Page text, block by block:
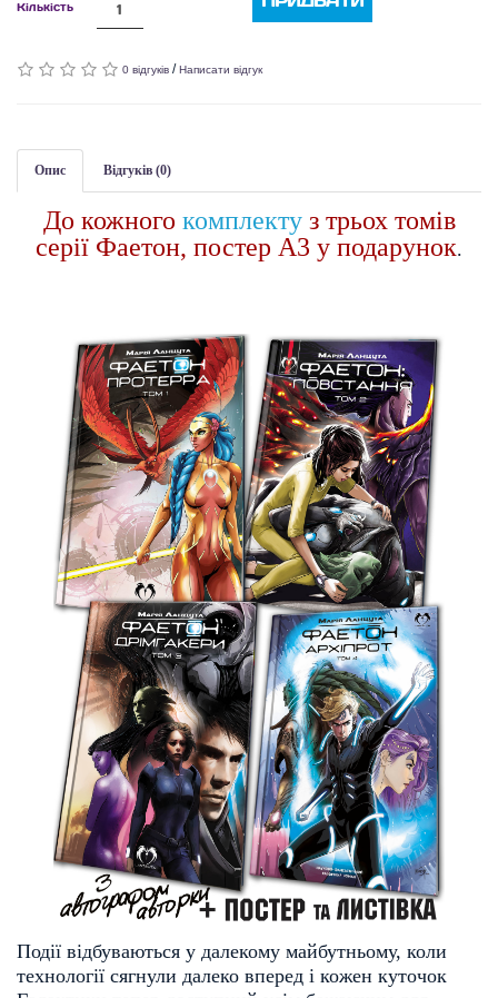
Кількість
0 відгуків /Написати відгук
Опис Відгуків (0)
До кожного комплектуз трьох томів
серії Фаетон, постер А3 у подарунок.
Події відбуваються у далекому майбутньому, коли
технології сягнули далеко вперед і кожен куточок